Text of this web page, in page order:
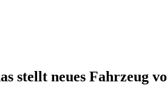
stellt neues Fahrzeug